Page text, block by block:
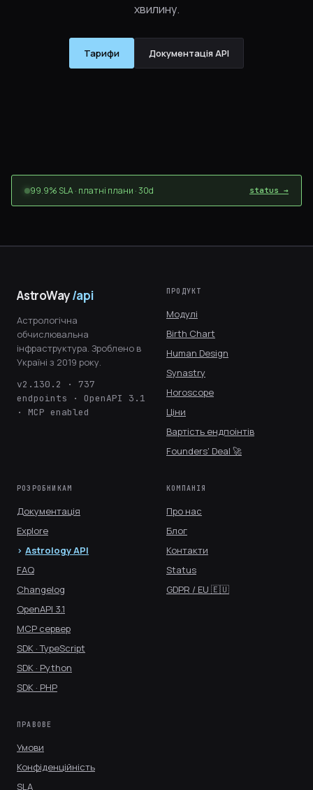
хвилину.
Тарифи Документація API
99.9% SLA · платні плани · 30d status →
AstroWay/api
Астрологічна
обчислювальна
інфраструктура. Зроблено в
Україні з 2019 року.
v2.130.2 · 737
endpoints · OpenAPI 3.1
· MCP enabled
ПРОДУКТ
Модулі
Birth Chart
Human Design
Synastry
Horoscope
Ціни
Вартість ендпоінтів
Founders' Deal 🚀
РОЗРОБНИКАМ
Документація
Explore
Astrology API
FAQ
Changelog
OpenAPI 3.1
MCP сервер
SDK · TypeScript
SDK · Python
SDK · PHP
КОМПАНІЯ
Про нас
Блог
Контакти
Status
GDPR / EU 🇪🇺
ПРАВОВЕ
Умови
Конфіденційність
SLA